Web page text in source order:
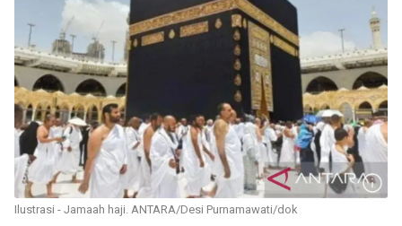
Ilustrasi - Jamaah haji. ANTARA/Desi Purnamawati/dok